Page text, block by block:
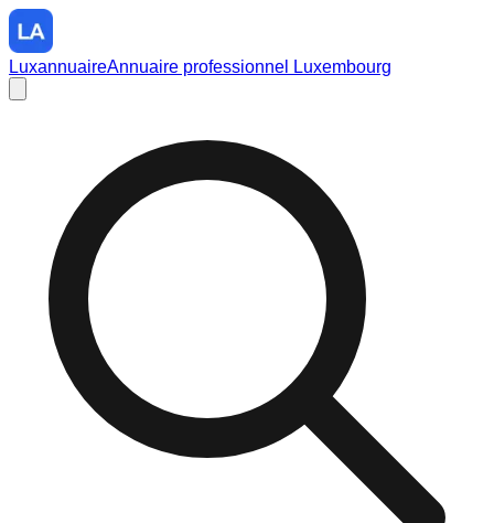
LuxannuaireAnnuaire professionnel Luxembourg